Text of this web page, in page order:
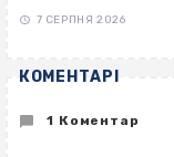
7 СЕРПНЯ 2026
КОМЕНТАРІ
1 Коментар